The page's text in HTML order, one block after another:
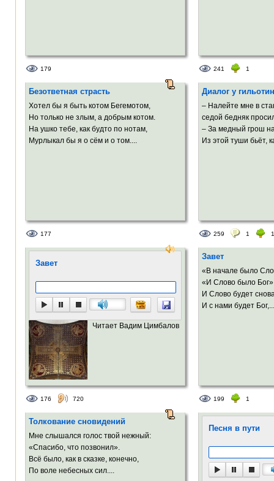
179 241 1
Безответная страсть
Хотел бы я быть котом Бегемотом,
Но только не злым, а добрым котом.
На ушко тебе, как будто по нотам,
Мурлыкал бы я о сём и о том....
177
Диалог у
– Налейте мне в
седой бедняк
– За медный грош
Из этой туши бьёт,
259 1 1
Завет
Читает Вадим Цимбалов
176 720
Завет
«В начале было
«И Слово было
И Слово будет
И с нами будет Бог,...
199 1
Толкование сновидений
Мне слышался голос твой нежный:
«Спасибо, что позвонил».
Всё было, как в сказке, конечно,
По воле небесных сил....
Песня в пути